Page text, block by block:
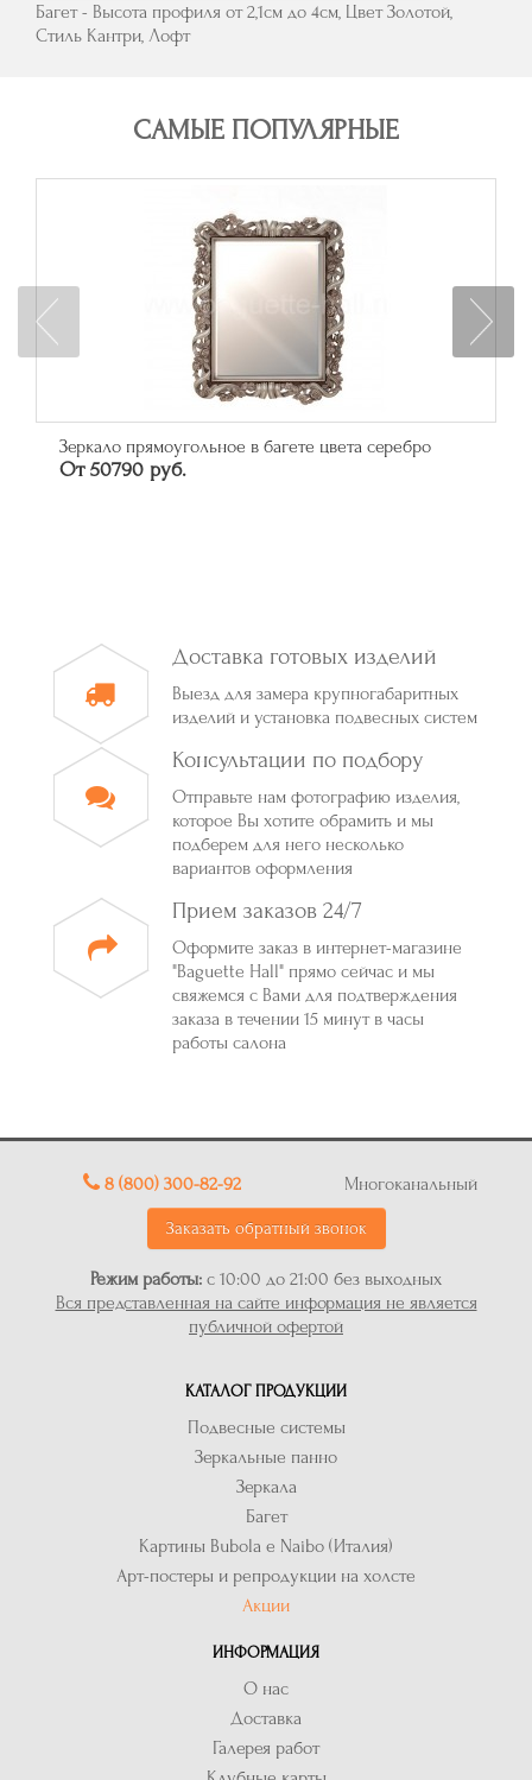
Багет - Высота профиля от 2,1см до 4см, Цвет Золотой,
Стиль Кантри, Лофт
САМЫЕ ПОПУЛЯРНЫЕ
Зеркало прямоугольное в багете цвета серебро
От 50790 руб.
Доставка готовых изделий
Выезд для замера крупногабаритных
изделий и установка подвесных систем
Консультации по подбору
Отправьте нам фотографию изделия,
которое Вы хотите обрамить и мы
подберем для него несколько
вариантов оформления
Прием заказов 24/7
Оформите заказ в интернет-магазине
"Baguette Hall" прямо сейчас и мы
свяжемся с Вами для подтверждения
заказа в течении 15 минут в часы
работы салона
8 (800) 300-82-92 Многоканальный
Заказать обратный звонок
Режим работы: с 10:00 до 21:00 без выходных
Вся представленная на сайте информация не является
публичной офертой
КАТАЛОГ ПРОДУКЦИИ
Подвесные системы
Зеркальные панно
Зеркала
Багет
Картины Bubola e Naibo (Италия)
Арт-постеры и репродукции на холсте
Акции
ИНФОРМАЦИЯ
О нас
Доставка
Галерея работ